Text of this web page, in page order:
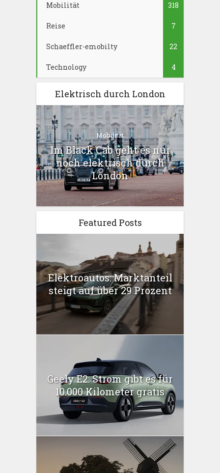
Mobilität 318
Reise 7
Schaeffler-emobilty 22
Technology 4
Elektrisch durch London
Mobilität
Im Black Cab geht es nur
noch elektrisch durch
London
Featured Posts
Elektroautos: Marktanteil
steigt auf über 29 Prozent
Geely E2: Strom gibt es für
10.000 Kilometer gratis